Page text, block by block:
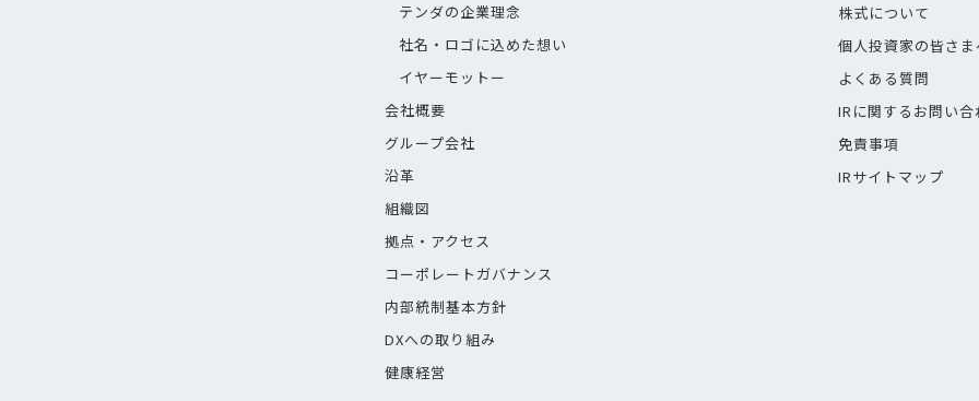
テンダの企業理念
社名・ロゴに込めた想い
イヤーモットー
会社概要
グループ会社
沿革
組織図
拠点・アクセス
コーポレートガバナンス
内部統制基本方針
DXへの取り組み
健康経営
株式について
個人投資家の皆さま
よくある質問
IRに関するお問い合
免責事項
IRサイトマップ